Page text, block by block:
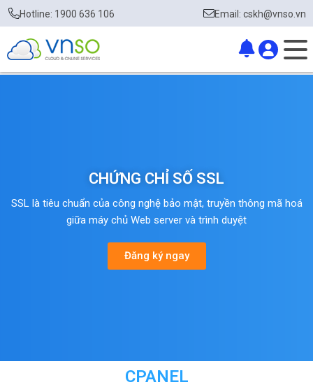
Hotline: 1900 636 106 Email: cskh@vnso.vn
CHỨNG CHỈ SỐ SSL
SSL là tiêu chuẩn của công nghệ bảo mật, truyền thông mã hoá
giữa máy chủ Web server và trình duyệt
Đăng ký ngay
CPANEL